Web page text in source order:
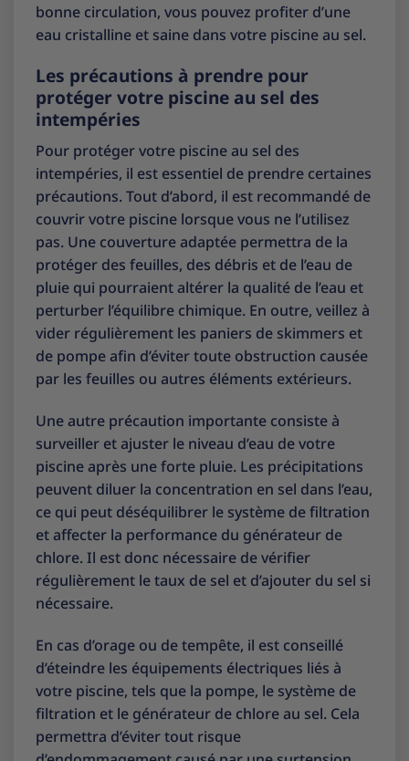
bonne circulation, vous pouvez profiter d’une
eau cristalline et saine dans votre piscine au sel.
Les précautions à prendre pour
protéger votre piscine au sel des
intempéries
Pour protéger votre piscine au sel des
intempéries, il est essentiel de prendre certaines
précautions. Tout d’abord, il est recommandé de
couvrir votre piscine lorsque vous ne l’utilisez
pas. Une couverture adaptée permettra de la
protéger des feuilles, des débris et de l’eau de
pluie qui pourraient altérer la qualité de l’eau et
perturber l’équilibre chimique. En outre, veillez à
vider régulièrement les paniers de skimmers et
de pompe afin d’éviter toute obstruction causée
par les feuilles ou autres éléments extérieurs.
Une autre précaution importante consiste à
surveiller et ajuster le niveau d’eau de votre
piscine après une forte pluie. Les précipitations
peuvent diluer la concentration en sel dans l’eau,
ce qui peut déséquilibrer le système de filtration
et affecter la performance du générateur de
chlore. Il est donc nécessaire de vérifier
régulièrement le taux de sel et d’ajouter du sel si
nécessaire.
En cas d’orage ou de tempête, il est conseillé
d’éteindre les équipements électriques liés à
votre piscine, tels que la pompe, le système de
filtration et le générateur de chlore au sel. Cela
permettra d’éviter tout risque